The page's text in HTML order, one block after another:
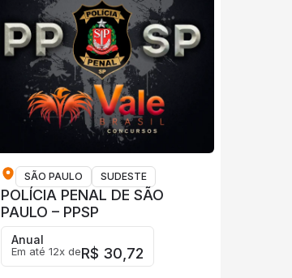
SÃO PAULO SUDESTE
POLÍCIA PENAL DE SÃO
PAULO – PPSP
Anual
Em até 12x deR$ 30,72